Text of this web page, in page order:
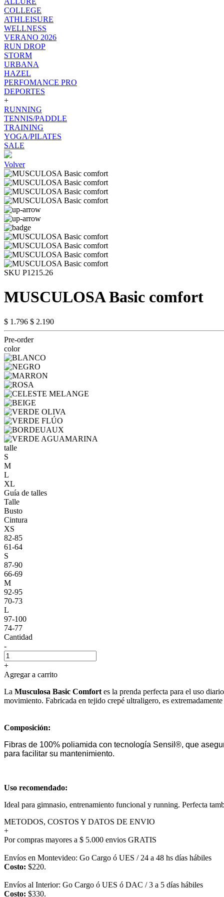
COLLEGE
ATHLEISURE
WELLNESS
VERANO 2026
RUN DROP
STORM
URBANA
HAZEL
PERFOMANCE PRO
DEPORTES
+
RUNNING
TENNIS/PADDLE
TRAINING
YOGA/PILATES
SALE
Volver
SKU P1215.26
MUSCULOSA Basic comfort
$ 1.796 $ 2.190
Pre-order
color
talle
S
M
L
XL
Guía de talles
Talle
Busto
Cintura
XS
82-85
61-64
S
87-90
66-69
M
92-95
70-73
L
97-100
74-77
Cantidad
-
+
Agregar a carrito
La Musculosa Basic Comfort es la prenda perfecta para el uso
movimiento. Fabricada en tejido crepé ultraligero, es
Composición:
Fibras de 100% poliamida con tecnología Sensil®, que
para facilitar su mantenimiento.
Uso recomendado:
Ideal para gimnasio, entrenamiento funcional y running. Perfecta
METODOS, COSTOS Y DATOS DE ENVIO
+
Por compras mayores a $ 5.000 envios GRATIS
Envíos en Montevideo: Go Cargo ó UES / 24 a 48 hs días hábiles
Costo: $220.
Envíos al Interior: Go Cargo ó UES ó DAC / 3 a 5 días hábiles
Costo: $330.